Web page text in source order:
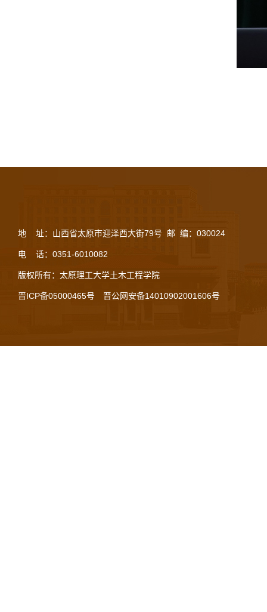
地 址：山西省太原市迎泽西大街79号 邮 编：030024
电 话：0351-6010082
版权所有：太原理工大学土木工程学院
晋ICP备05000465号 晋公网安备14010902001606号